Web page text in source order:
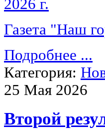
Газета "Наш
Подробнее ...
Категория:
25 Мая 2026
Второй